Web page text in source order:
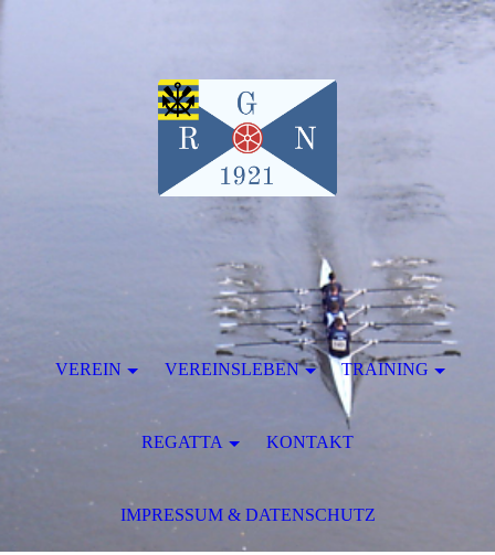
VEREIN VEREINSLEBEN TRAINING
REGATTA KONTAKT
IMPRESSUM & DATENSCHUTZ